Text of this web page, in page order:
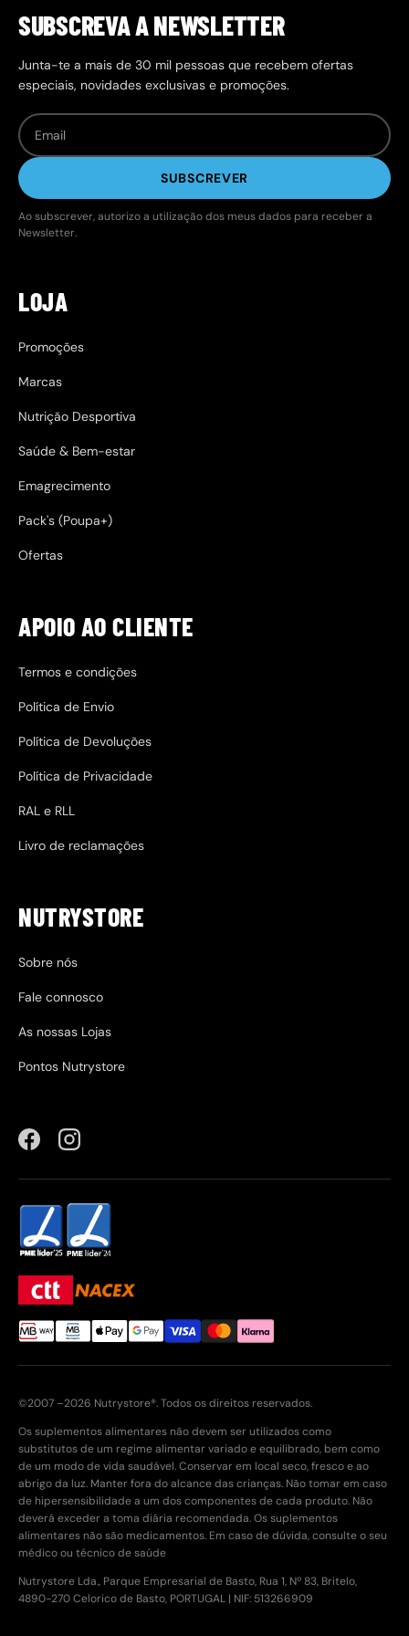
SUBSCREVA A NEWSLETTER
Junta-te a mais de 30 mil pessoas que recebem ofertas
especiais, novidades exclusivas e promoções.
SUBSCREVER
Ao subscrever, autorizo a utilização dos meus dados para receber a
Newsletter.
LOJA
Promoções
Marcas
Nutrição Desportiva
Saúde & Bem-estar
Emagrecimento
Pack's (Poupa+)
Ofertas
APOIO AO CLIENTE
Termos e condições
Política de Envio
Política de Devoluções
Política de Privacidade
RAL e RLL
Livro de reclamações
NUTRYSTORE
Sobre nós
Fale connosco
As nossas Lojas
Pontos Nutrystore
FacebookInstagram
©2007 –2026 Nutrystore®. Todos os direitos reservados.
Os suplementos alimentares não devem ser utilizados como
substitutos de um regime alimentar variado e equilibrado, bem como
de um modo de vida saudável. Conservar em local seco, fresco e ao
abrigo da luz. Manter fora do alcance das crianças. Não tomar em caso
de hipersensibilidade a um dos componentes de cada produto. Não
deverá exceder a toma diária recomendada. Os suplementos
alimentares não são medicamentos. Em caso de dúvida, consulte o seu
médico ou técnico de saúde
Nutrystore Lda., Parque Empresarial de Basto, Rua 1, Nº 83, Britelo,
4890-270 Celorico de Basto, PORTUGAL | NIF: 513266909